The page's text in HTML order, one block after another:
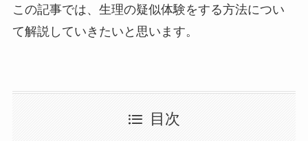
この記事では、生理の疑似体験をする方法につい
て解説していきたいと思います。
目次